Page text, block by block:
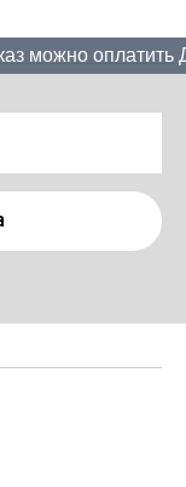
можно оплатить